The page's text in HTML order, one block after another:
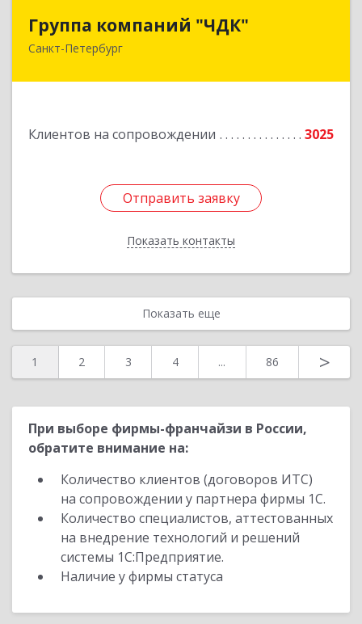
Группа компаний "ЧДК"
Санкт-Петербург
Клиентов на сопровождении 3025
Отправить заявку
Показать контакты
Группа компаний "ЧДК"
191119, Санкт-Петербург г, вн.тер.г.
Подробнее
Отправить заявку
Назад
Показать еще
1 2 3 4 ... 86 >
При выборе фирмы-франчайзи в России,
обратите внимание на:
Количество клиентов (договоров ИТС)
на сопровождении у партнера фирмы 1С.
Количество специалистов, аттестованных
на внедрение технологий и решений
системы 1С:Предприятие.
Наличие у фирмы статуса